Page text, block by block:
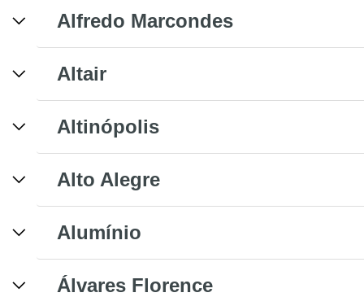
Alfredo Marcondes
Altair
Altinópolis
Alto Alegre
Alumínio
Álvares Florence